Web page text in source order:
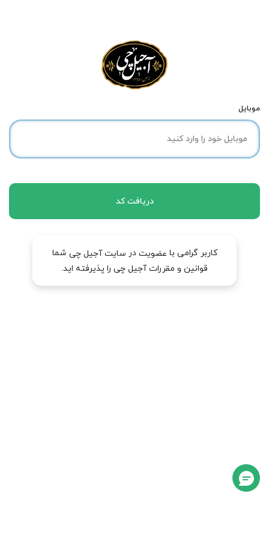
موبایل
دریافت کد
کاربر گرامی با عضویت در سایت آجیل چی شما
قوانین و مقررات آجیل چی را پذیرفته اید.